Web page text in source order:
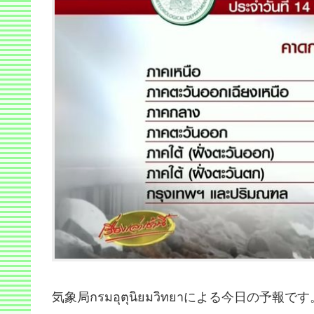
気象局กรมอุตุนิยมวิทยาによる今日の予報です